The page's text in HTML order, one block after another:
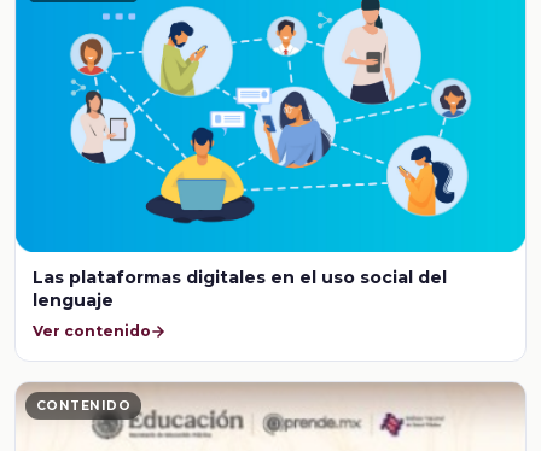
Las plataformas digitales en el uso social del
lenguaje
Ver contenido
CONTENIDO